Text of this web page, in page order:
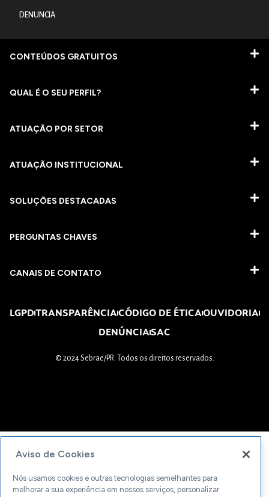
DENUNCIA
CONTEÚDOS GRATUITOS
QUAL É O SEU PERFIL?
ATUAÇÃO POR SETOR
ATUAÇÃO INSTITUCIONAL
SOLUÇÕES DESTACADAS
PERGUNTAS CHAVES​
CANAIS DE CONTATO
LGPDTRANSPARÊNCIACÓDIGO DE ÉTICAOUVIDORIA
DENÚNCIASAC
© 2024 Sebrae/PR. Todos os direitos reservados.
Aviso de Cookies
Nós usamos cookies e outras tecnologias semelhantes para
melhorar a sua experiência em nossos serviços, personalizar